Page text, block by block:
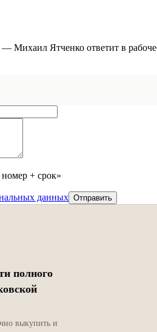
— Михаил Ятченко ответит в
+ срок»
данных Отправить
полного
выкупить и